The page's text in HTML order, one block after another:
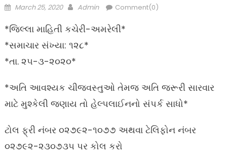
Posted
March 25, 2020 Author
Admin Comment(0)
*જિલ્લા માહિતી કચેરી-અમરેલી*
*સમાચાર સંખ્યા: ૧૨૮*
*તા. ૨૫-૩-૨૦૨૦*
*અતિ આવશ્યક ચીજવસ્તુઓ તેમજ અતિ જરૂરી સારવાર
માટે મુશ્કેલી જણાય તો હેલ્પલાઈનનો સંપર્ક સાધો*
ટોલ ફ્રી નંબર ૦૨૭૯૨-૧૦૭૭ અથવા ટેલિફોન નંબર
૦૨૭૯૨-૨૩૦૭૩૫ પર કોલ કરો